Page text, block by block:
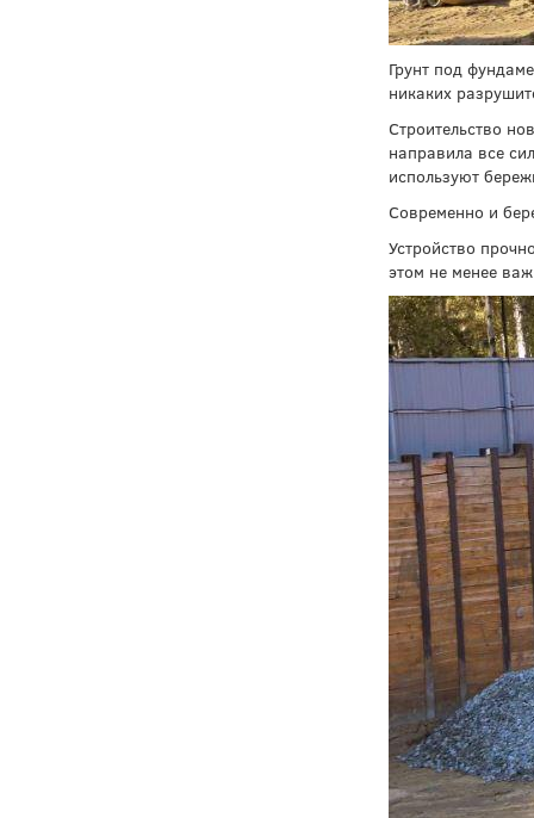
Грунт под
никаких
Строительство
направила все
используют
Современно и
Устройство
этом не менее